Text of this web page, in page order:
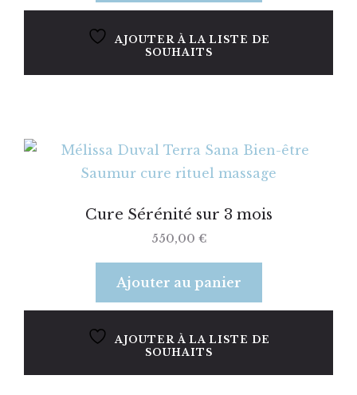
AJOUTER À LA LISTE DE
SOUHAITS
Cure Sérénité sur 3 mois
550,00 €
Ajouter au panier
AJOUTER À LA LISTE DE
SOUHAITS